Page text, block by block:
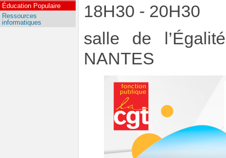
18H30 - 20H30
salle de
NANTES
Éducation Populaire
Ressources
informatiques